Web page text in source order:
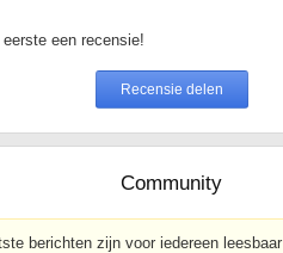
een recensie!
Community
berichten zijn voor iedereen leesbaar